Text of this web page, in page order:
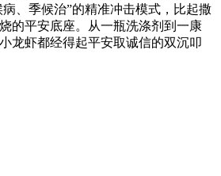
、季候治”的精准冲击模式，比起撒
的平安底座。从一瓶洗涤剂到一康
龙虾都经得起平安取诚信的双沉叩